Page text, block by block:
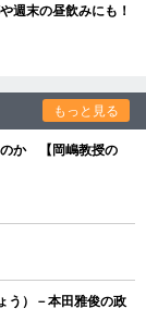
週末の昼飲みにも！
もっと見る
のか 【岡嶋教授の
う）－本田雅俊の政